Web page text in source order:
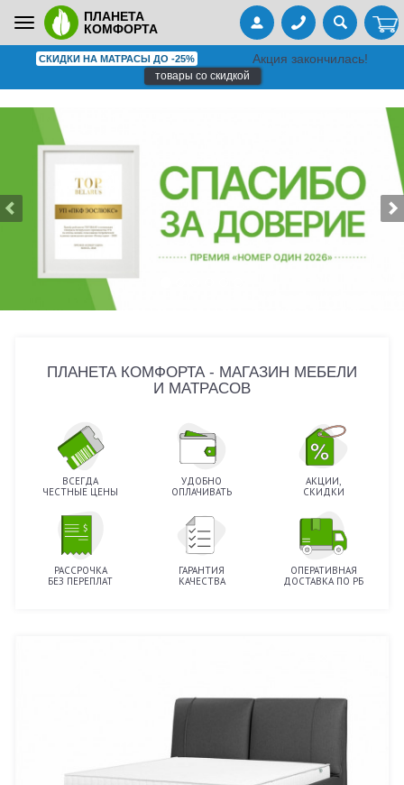
Toggle
navigation
ПЛАНЕТА
КОМФОРТА
СКИДКИ НА МАТРАСЫ ДО -25% Акция закончилась!
товары со скидкой
ПЛАНЕТА КОМФОРТА - МАГАЗИН МЕБЕЛИ
И МАТРАСОВ
ВСЕГДА
ЧЕСТНЫЕ ЦЕНЫ
УДОБНО
ОПЛАЧИВАТЬ
АКЦИИ,
СКИДКИ
РАССРОЧКА
БЕЗ ПЕРЕПЛАТ
ГАРАНТИЯ
КАЧЕСТВА
ОПЕРАТИВНАЯ
ДОСТАВКА ПО РБ